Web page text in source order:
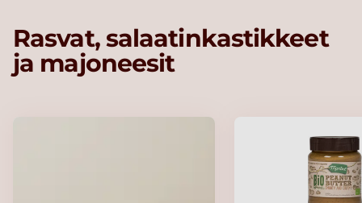
Rasvat, salaatinkastikkeet
ja majoneesit